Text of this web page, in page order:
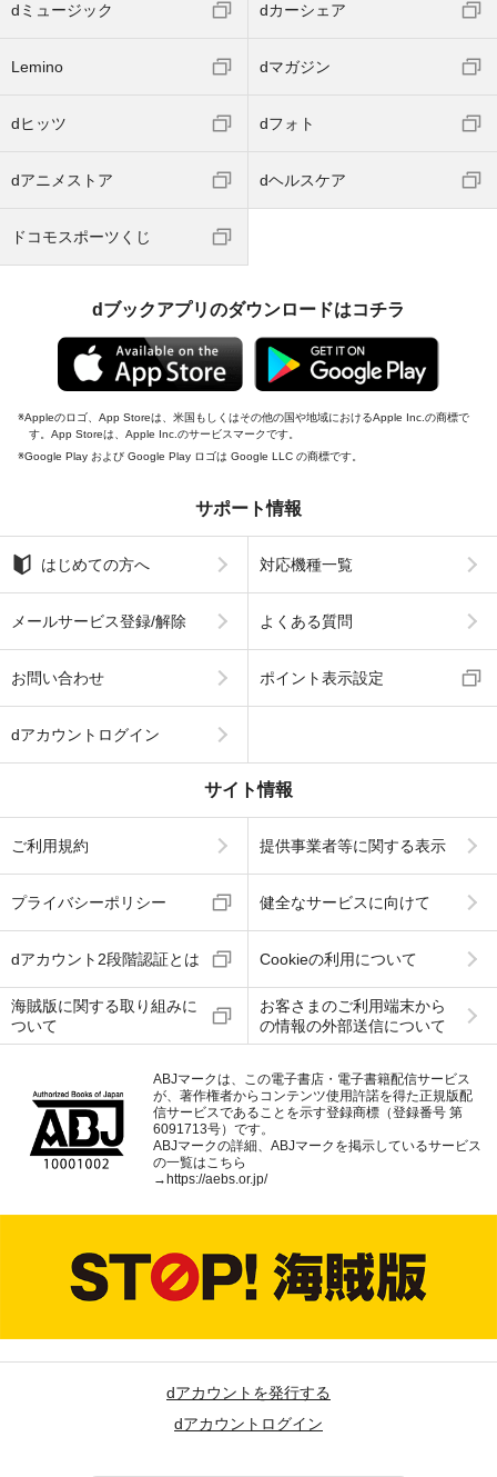
dミュージック dカーシェア
Lemino dマガジン
dヒッツ dフォト
dアニメストア dヘルスケア
ドコモスポーツくじ
dブックアプリのダウンロードはコチラ
Appleのロゴ、App Storeは、米国もしくはその他の国や地域におけるApple Inc.の商標で
す。App Storeは、Apple Inc.のサービスマークです。
Google Play および Google Play ロゴは Google LLC の商標です。
サポート情報
はじめての方へ 対応機種一覧
メールサービス登録/解除 よくある質問
お問い合わせ ポイント表示設定
dアカウントログイン
サイト情報
ご利用規約 提供事業者等に関する表示
プライバシーポリシー 健全なサービスに向けて
dアカウント2段階認証とは Cookieの利用について
海賊版に関する取り組みに
ついて
お客さまのご利用端末から
の情報の外部送信について
ABJマークは、この電子書店・電子書籍配信サービス
が、著作権者からコンテンツ使用許諾を得た正規版配
信サービスであることを示す登録商標（登録番号 第
6091713号）です。
ABJマークの詳細、ABJマークを掲示しているサービス
の一覧はこちら
→ https://aebs.or.jp/
dアカウントを発行する
dアカウントログイン